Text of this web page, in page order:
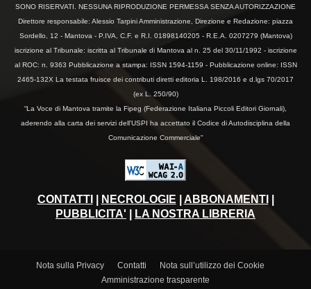
SONO RISERVATI. NESSUNA RIPRODUZIONE PERMESSA SENZA AUTORIZZAZIONE
Direttore responsabile: Alessio Tarpini Amministrazione, Direzione e Redazione: piazza
Sordello, 12 - Mantova - P.IVA, C.F. e R.I. 01898140205 - R.E.A. 0207279 (Mantova)
iscrizione al Tribunale: iscritta al Tribunale di Mantova al n. 25 del 30/11/1992 - iscrizione
al ROC: n. 9363 Pubblicazione a stampa: ISSN 1594-1159 - Pubblicazione online: ISSN
2465-132X La testata fruisce dei contributi diretti editoria L. 198/2016 e d.lgs 70/2017
(ex L. 250/90)
“La Voce di Mantova tramite la Fipeg (Federazione Italiana Piccoli Editori Giornali),
aderendo alla carta dei servizi dell'USPI ha accettato il Codice di Autodisciplina della
Comunicazione Commerciale"
CONTATTI NECROLOGIE ABBONAMENTI
PUBBLICITA'
LA NOSTRA LIBRERIA
Nota sulla Privacy Contatti
Nota sull’utilizzo dei Cookie
Amministrazione trasparente